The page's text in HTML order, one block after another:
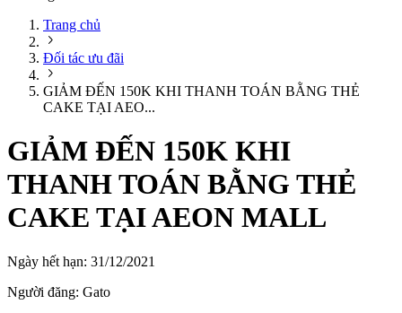
Trang chủ
Đối tác ưu đãi
GIẢM ĐẾN 150K KHI THANH TOÁN BẰNG THẺ
CAKE TẠI AEO...
GIẢM ĐẾN 150K KHI
THANH TOÁN BẰNG THẺ
CAKE TẠI AEON MALL
Ngày hết hạn: 31/12/2021
Người đăng: Gato